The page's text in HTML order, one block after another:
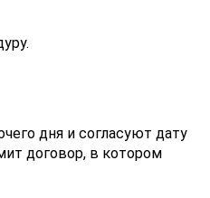
дня и согласуют дату
договор, в котором